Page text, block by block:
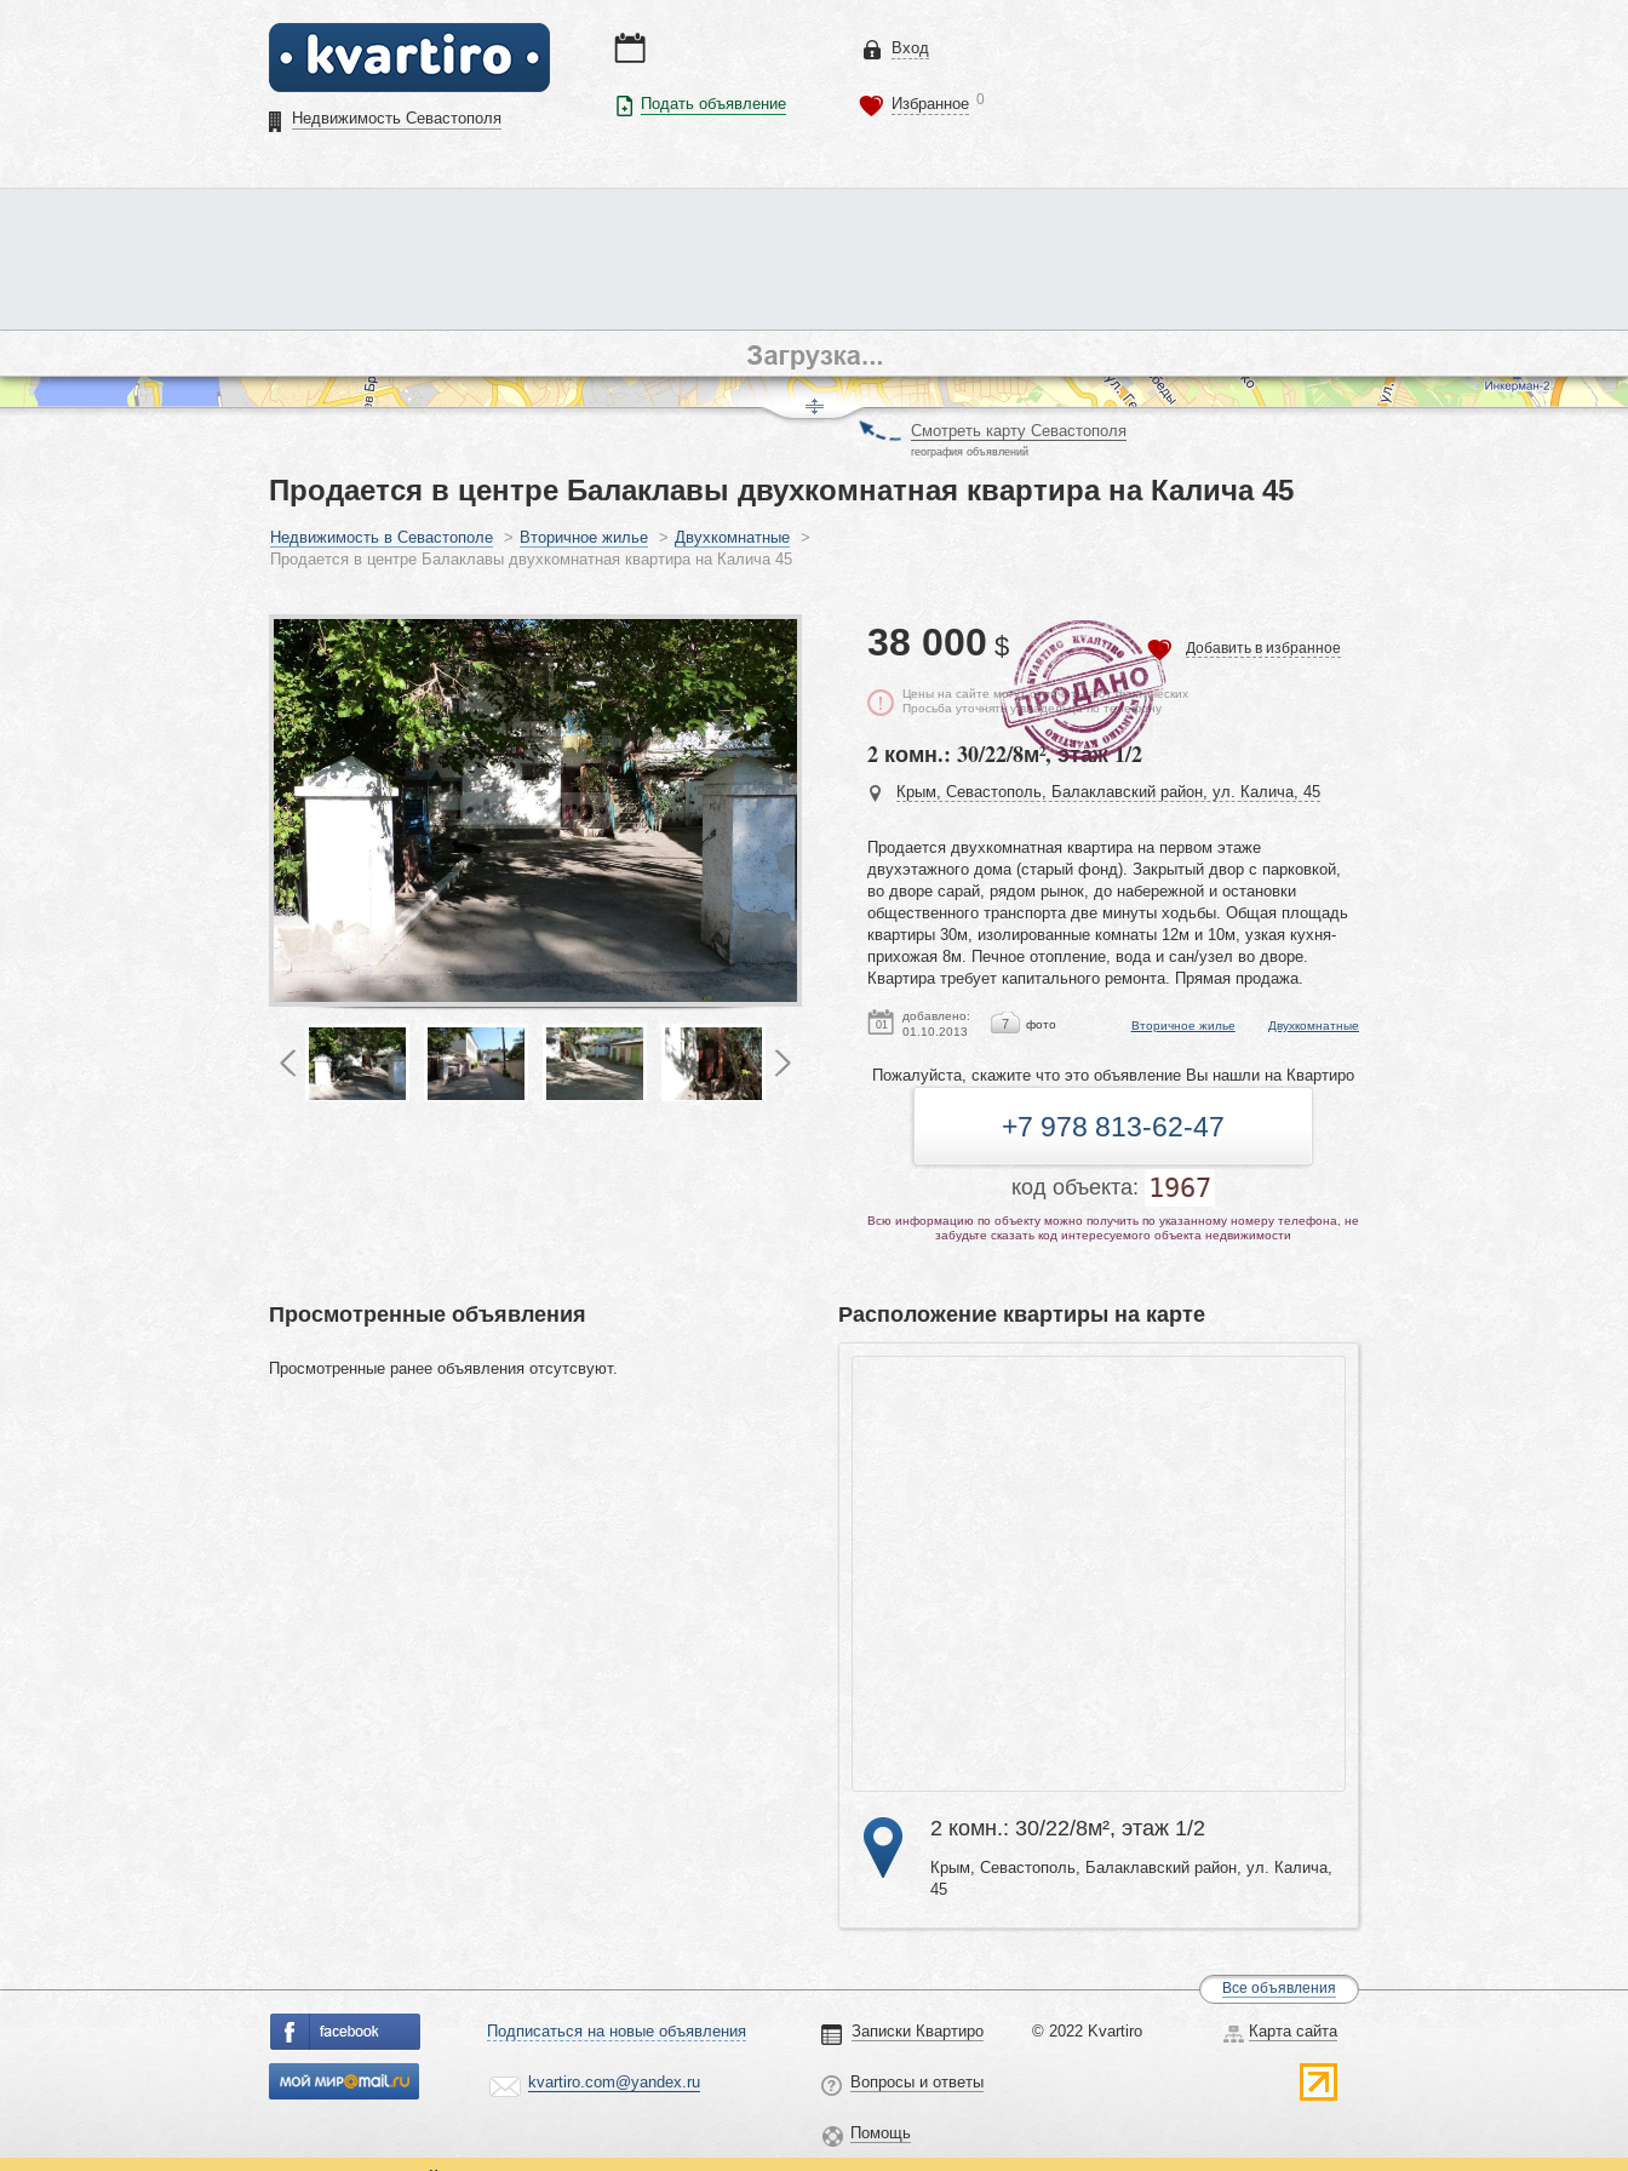
Недвижимость Севастополя
Подать объявление
Вход
Избранное 0
Смотреть карту Севастополя
география объявлений
Продается в центре Балаклавы двухкомнатная квартира на Калича 45
Недвижимость в Севастополе > Вторичное жилье > Двухкомнатные >
Продается в центре Балаклавы двухкомнатная квартира на Калича 45
38 000 $ Добавить в избранное
Цены на сайте могут отличаться от фактических
Просьба уточнять у владельца по телефону
2 комн.: 30/22/8м², этаж 1/2
Крым, Севастополь, Балаклавский район, ул. Калича, 45
Продается двухкомнатная квартира на первом этаже
двухэтажного дома (старый фонд). Закрытый двор с парковкой,
во дворе сарай, рядом рынок, до набережной и остановки
общественного транспорта две минуты ходьбы. Общая площадь
квартиры 30м, изолированные комнаты 12м и 10м, узкая кухня-
прихожая 8м. Печное отопление, вода и сан/узел во дворе.
Квартира требует капитального ремонта. Прямая продажа.
01
добавлено:
01.10.2013
7 фото Вторичное жилье Двухкомнатные
Пожалуйста, скажите что это объявление Вы нашли на Квартиро
+7 978 813-62-47
код объекта: 1967
Всю информацию по объекту можно получить по указанному номеру телефона, не
забудьте сказать код интересуемого объекта недвижимости
Расположение квартиры на карте
2 комн.: 30/22/8м², этаж 1/2
Крым, Севастополь, Балаклавский район, ул. Калича,
45
Просмотренные объявления
Просмотренные ранее объявления отсутсвуют.
Все объявления
Подписаться на новые объявления
kvartiro.com@yandex.ru
Записки Квартиро
Вопросы и ответы
Помощь
© 2022 Kvartiro Карта сайта